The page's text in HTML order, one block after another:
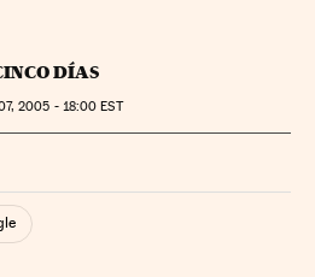
DÍAS
2005 - 18:00 EST
Redes Sociales